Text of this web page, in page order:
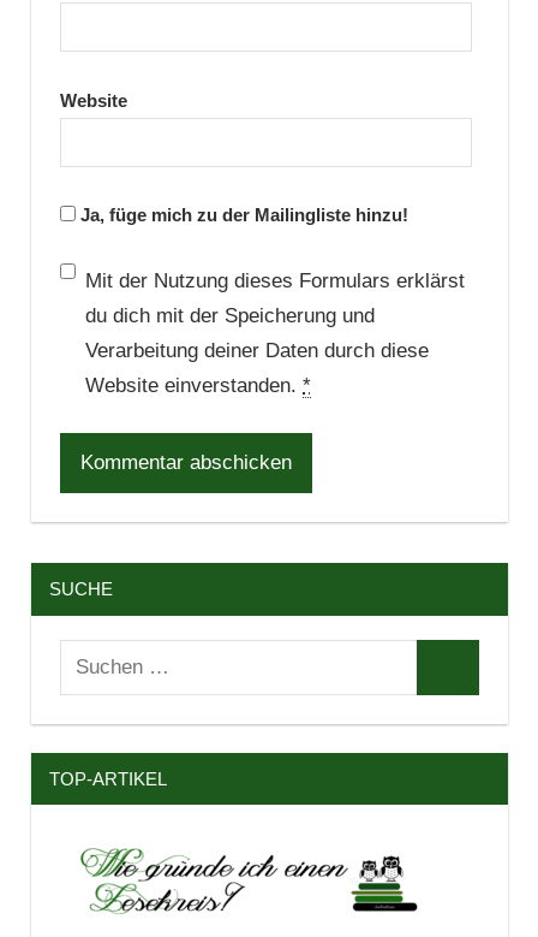
Website
Ja, füge mich zu der Mailingliste hinzu!
Mit der Nutzung dieses Formulars erklärst
du dich mit der Speicherung und
Verarbeitung deiner Daten durch diese
Website einverstanden. *
SUCHE
Suchen
TOP-ARTIKEL